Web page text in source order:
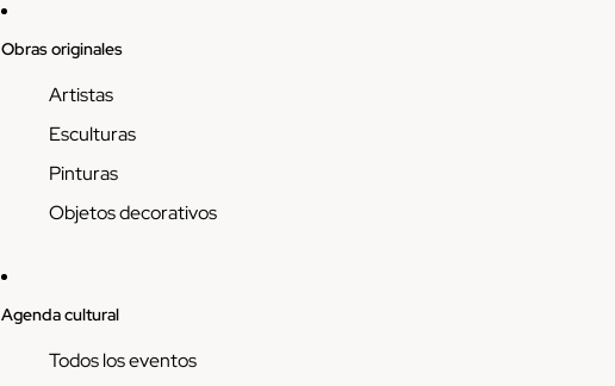
Obras originales
Artistas
Esculturas
Pinturas
Objetos decorativos
Agenda cultural
Todos los eventos